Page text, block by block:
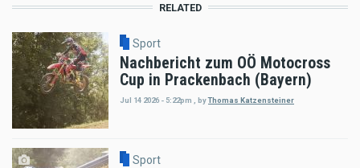
RELATED
Sport
Nachbericht zum OÖ Motocross
Cup in Prackenbach (Bayern)
Jul 14 2026 - 5:22pm byThomas Katzensteiner
Sport